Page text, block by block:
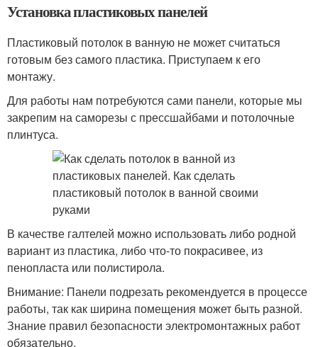
Установка пластиковых панелей
Пластиковый потолок в ванную не может считаться
готовым без самого пластика. Приступаем к его
монтажу.
Для работы нам потребуются сами панели, которые мы
закрепим на саморезы с прессшайбами и потолочные
плинтуса.
В качестве галтелей можно использовать либо родной
вариант из пластика, либо что-то покрасивее, из
пенопласта или полистирола.
Внимание: Панели подрезать рекомендуется в процессе
работы, так как ширина помещения может быть разной.
Знание правил безопасности электромонтажных работ
обязательно.